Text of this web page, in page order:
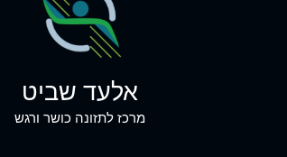
אלעד שביט
מרכז לתזונה כושר ורגש